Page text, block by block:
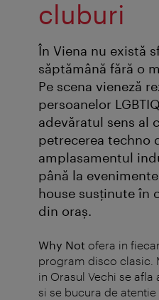
cluburi
În Viena nu există
săptămână fără o
Pe scena vieneză
persoanelor
adevăratul sens al
petrecerea techno
amplasamentul
până la
house susţinute în
din oraş.
Why Not ofera in
program disco clasic.
in Orasul Vechi se
si se bucura de